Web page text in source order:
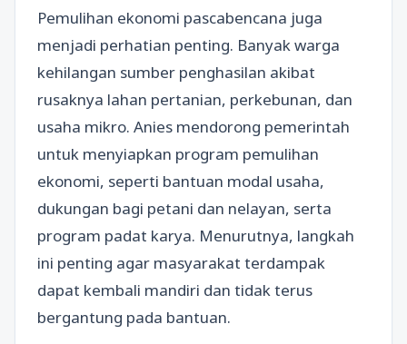
Pemulihan ekonomi pascabencana juga
menjadi perhatian penting. Banyak warga
kehilangan sumber penghasilan akibat
rusaknya lahan pertanian, perkebunan, dan
usaha mikro. Anies mendorong pemerintah
untuk menyiapkan program pemulihan
ekonomi, seperti bantuan modal usaha,
dukungan bagi petani dan nelayan, serta
program padat karya. Menurutnya, langkah
ini penting agar masyarakat terdampak
dapat kembali mandiri dan tidak terus
bergantung pada bantuan.